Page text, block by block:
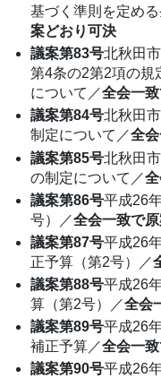
基づく準則を定め
案どおり可決
議案第83号北秋田
第4条の2第2項の規
について／全会一
議案第84号北秋田
制定について／全
議案第85号北秋田
の制定について／
議案第86号平成26
号）／全会一致で
議案第87号平成26
正予算（第2号）／
議案第88号平成26
算（第2号）／全会
議案第89号平成26
補正予算／全会一
議案第90号平成26